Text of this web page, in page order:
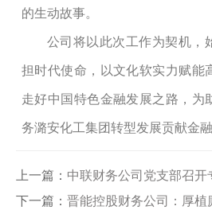
的生动故事。
公司将以此次工作为契机，
担时代使命，以文化软实力赋能
走好中国特色金融发展之路，为
务潞安化工集团转型发展贡献金融
上一篇： 中联财务公司党支部召开专题会议 深
下一篇： 晋能控股财务公司：厚